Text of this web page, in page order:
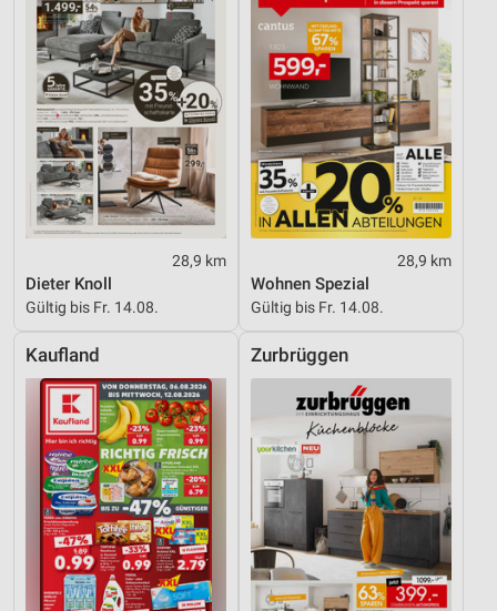
28,9 km
Dieter Knoll
Gültig bis Fr. 14.08.
28,9 km
Wohnen Spezial
Gültig bis Fr. 14.08.
Kaufland Zurbrüggen